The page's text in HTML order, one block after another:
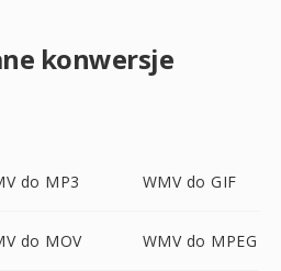
konwersje
do MP3 WMV do GIF
do MOV WMV do MPEG